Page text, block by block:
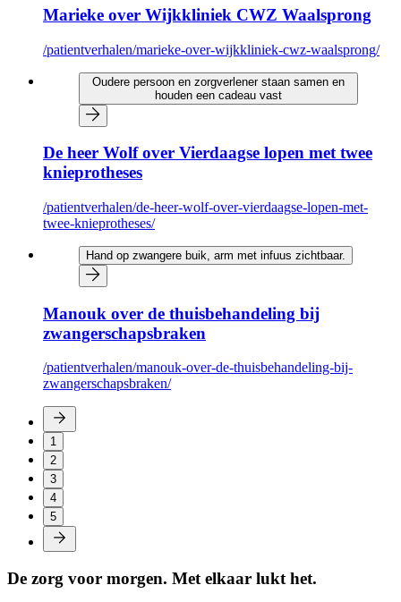
Marieke over Wijkkliniek CWZ Waalsprong
/patientverhalen/marieke-over-wijkkliniek-cwz-waalsprong/
Oudere persoon en zorgverlener staan samen en
houden een cadeau vast
De heer Wolf over Vierdaagse lopen met twee
knieprotheses
/patientverhalen/de-heer-wolf-over-vierdaagse-lopen-met-
twee-knieprotheses/
Hand op zwangere buik, arm met infuus zichtbaar.
Manouk over de thuisbehandeling bij
zwangerschapsbraken
/patientverhalen/manouk-over-de-thuisbehandeling-bij-
zwangerschapsbraken/
1
2
3
4
5
De zorg voor morgen. Met elkaar lukt het.